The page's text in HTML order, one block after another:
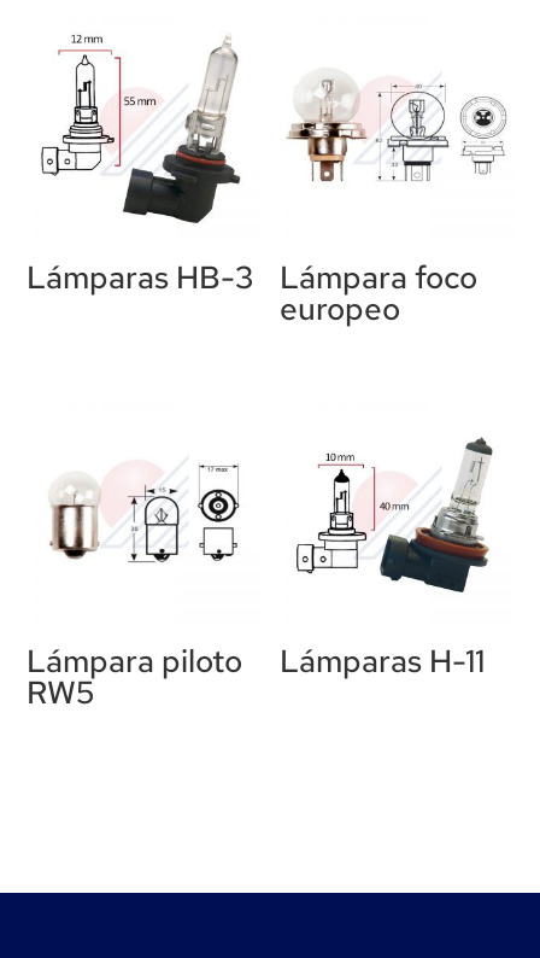
Lámparas HB-3 Lámpara foco
europeo
Lámpara piloto
RW5
Lámparas H-11